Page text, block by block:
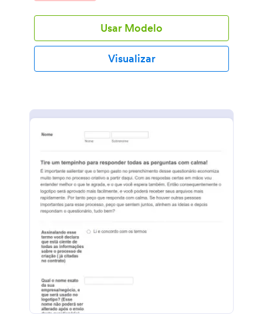
as questões para adaptá-las a sua escola,
compartilhe com os estudantes enviando uma URL
única e aguarde eles responderem do computador,
tablet ou celular. Depois, tu poderá visualizar de
qualquer dispositivo os formulários preenchidos e
escola utilizando o sistema de arrastar e soltar do
automaticamente sincronizar os envios com a tua
ou com outros mais de 100 serviços que integram
com a Jotform. Cada vez o mundo está se tornando
mais digital, e as aulas estão cada dia mais em
ambientes onlines e por isso é importante verificar o
progresso dos seus estudantes. Portanto, use o
Formulário de Desempenho Acadêmico para
entender como está a experiência acadêmica deles.
Usar Modelo
Visualizar